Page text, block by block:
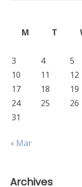
M
T
3
4 5
10
11 12
17
18 19
24
25 26
31
« Mar
Archives